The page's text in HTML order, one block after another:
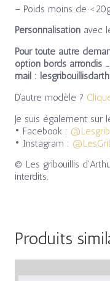
– Poids moins de
Personnalisationavec
Pour toute autre
option bords arrondis
mail :
D’autre modèle ?
Je suis également sur
• Facebook :
• Instagram :
© Les gribouillis
interdits.
Produits
de